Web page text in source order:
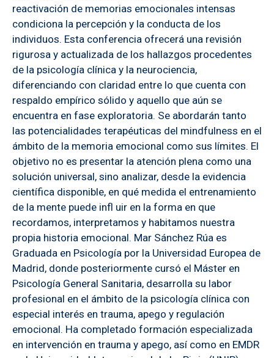
reactivación de memorias emocionales intensas
condiciona la percepción y la conducta de los
individuos. Esta conferencia ofrecerá una revisión
rigurosa y actualizada de los hallazgos procedentes
de la psicología clínica y la neurociencia,
diferenciando con claridad entre lo que cuenta con
respaldo empírico sólido y aquello que aún se
encuentra en fase exploratoria. Se abordarán tanto
las potencialidades terapéuticas del mindfulness en el
ámbito de la memoria emocional como sus límites. El
objetivo no es presentar la atención plena como una
solución universal, sino analizar, desde la evidencia
científica disponible, en qué medida el entrenamiento
de la mente puede infl uir en la forma en que
recordamos, interpretamos y habitamos nuestra
propia historia emocional. Mar Sánchez Rúa es
Graduada en Psicología por la Universidad Europea de
Madrid, donde posteriormente cursó el Máster en
Psicología General Sanitaria, desarrolla su labor
profesional en el ámbito de la psicología clínica con
especial interés en trauma, apego y regulación
emocional. Ha completado formación especializada
en intervención en trauma y apego, así como en EMDR